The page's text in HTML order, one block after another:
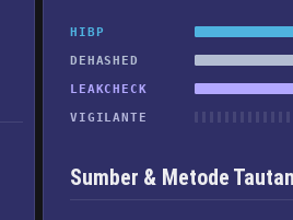
HIBP
DEHASHED
LEAKCHECK
VIGILANTE
Sumber & Metode Tautan